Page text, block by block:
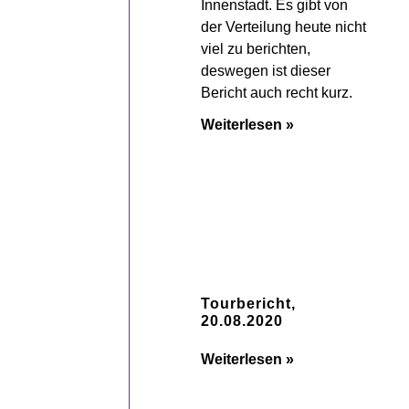
Innenstadt. Es gibt von
der Verteilung heute nicht
viel zu berichten,
deswegen ist dieser
Bericht auch recht kurz.
Weiterlesen »
Tourbericht,
20.08.2020
Weiterlesen »